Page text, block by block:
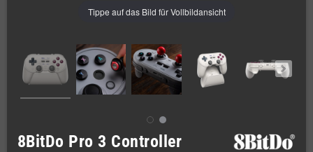
Tippe auf das Bild für Vollbildansicht
8BitDo Pro 3 Controller